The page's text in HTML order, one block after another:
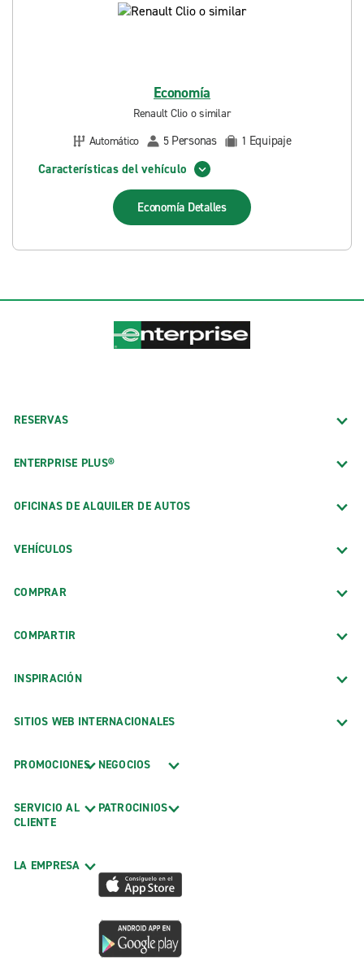
Economía
Renault Clio o similar
Automático
5 Personas 1 Equipaje
Características del vehículo
Economía Detalles
RESERVAS
ENTERPRISE PLUS®
OFICINAS DE ALQUILER DE AUTOS
VEHÍCULOS
COMPRAR
COMPARTIR
INSPIRACIÓN
SITIOS WEB INTERNACIONALES
PROMOCIONES
SERVICIO AL
CLIENTE
LA EMPRESA
NEGOCIOS
PATROCINIOS